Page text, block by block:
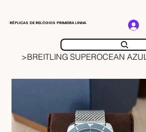
RÉPLICAS DE RELÓGIOS PRIMEIRA LINHA
>BREITLING SUPEROCEAN